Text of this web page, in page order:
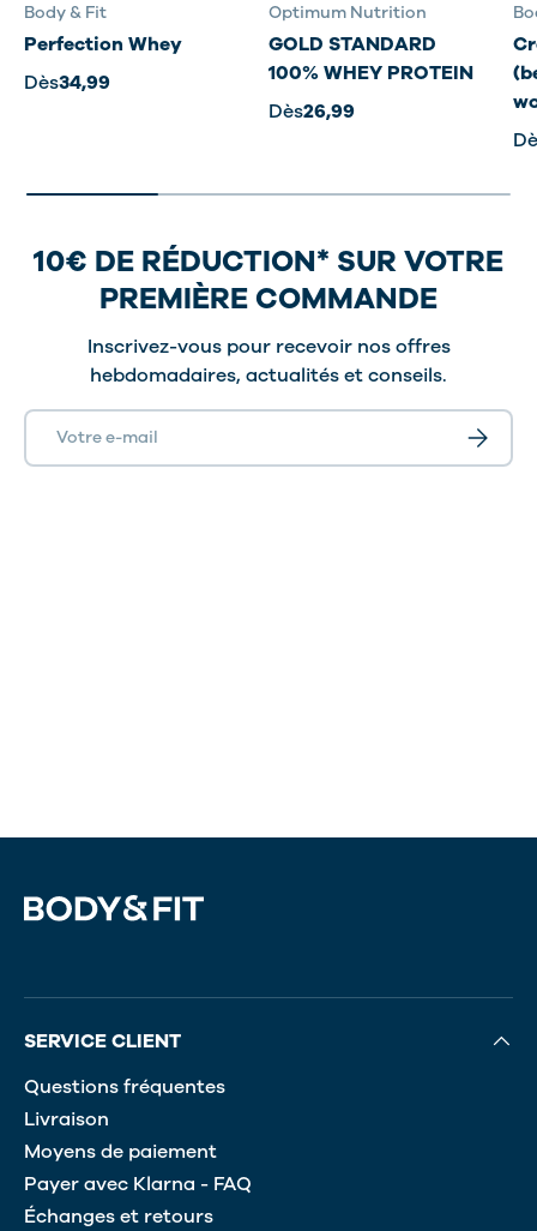
Body & Fit
Perfection Whey
Dès34,99
Optimum Nutrition
GOLD STANDARD
100% WHEY PROTEIN
Dès26,99
10€ DE RÉDUCTION* SUR VOTRE
PREMIÈRE COMMANDE
Inscrivez-vous pour recevoir nos offres
hebdomadaires, actualités et conseils.
E-mail
SERVICE CLIENT
Questions fréquentes
Livraison
Moyens de paiement
Payer avec Klarna - FAQ
Échanges et retours